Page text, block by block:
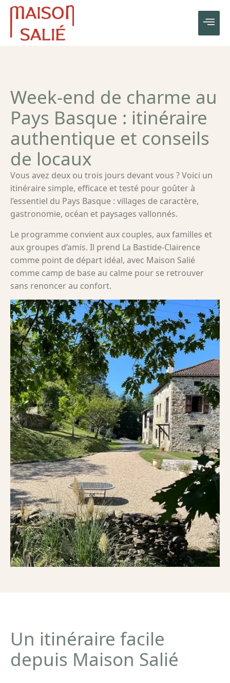
Week-end de charme au
Pays Basque : itinéraire
authentique et conseils
de locaux
Vous avez deux ou trois jours devant vous ? Voici un
itinéraire simple, efficace et testé pour goûter à
l’essentiel du Pays Basque : villages de caractère,
gastronomie, océan et paysages vallonnés.
Le programme convient aux couples, aux familles et
aux groupes d’amis. Il prend La Bastide-Clairence
comme point de départ idéal, avec Maison Salié
comme camp de base au calme pour se retrouver
sans renoncer au confort.
Un itinéraire facile
depuis Maison Salié